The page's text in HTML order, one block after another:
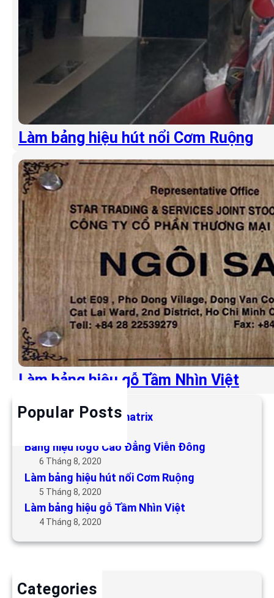
Làm bảng hiệu hút nổi Cơm Ruộng
Làm bảng hiệu gỗ Tầm Nhìn Việt
Popular Posts
Làm bảng hiệu LED matrix
Bảng hiệu logo Cao Đẳng Viễn Đông
6 Tháng 8, 2020
Làm bảng hiệu hút nổi Cơm Ruộng
5 Tháng 8, 2020
Làm bảng hiệu gỗ Tầm Nhìn Việt
4 Tháng 8, 2020
Categories